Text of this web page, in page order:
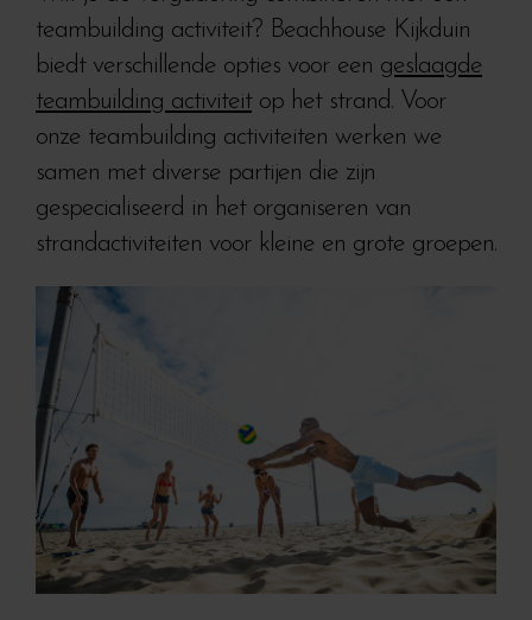
teambuilding activiteit? Beachhouse Kijkduin
biedt verschillende opties voor een geslaagde
teambuilding activiteitop het strand. Voor
onze teambuilding activiteiten werken we
samen met diverse partijen die zijn
gespecialiseerd in het organiseren van
strandactiviteiten voor kleine en grote groepen.